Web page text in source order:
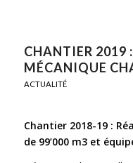
CHANTIER 2019
MÉCANIQUE
ACTUALITÉ
Chantier 2018-19 :
de 99’000 m3 et